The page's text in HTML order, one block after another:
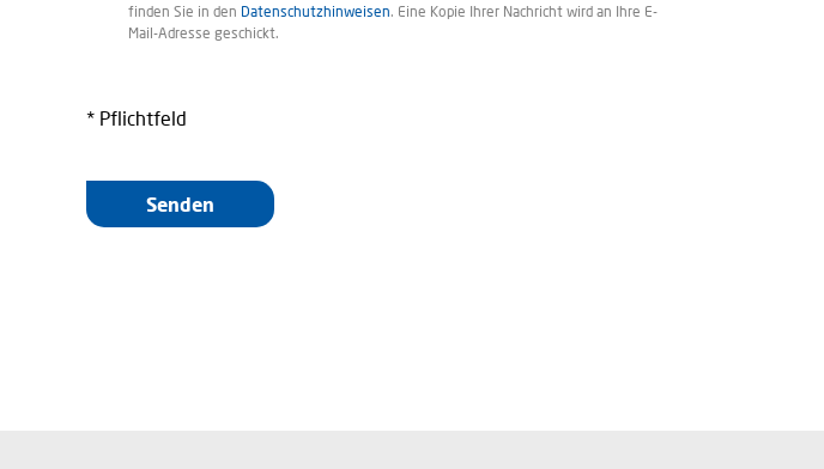
finden Sie in den Datenschutzhinweisen. Eine Kopie Ihrer Nachricht wird an Ihre E-
Mail-Adresse geschickt.
* Pflichtfeld
Senden